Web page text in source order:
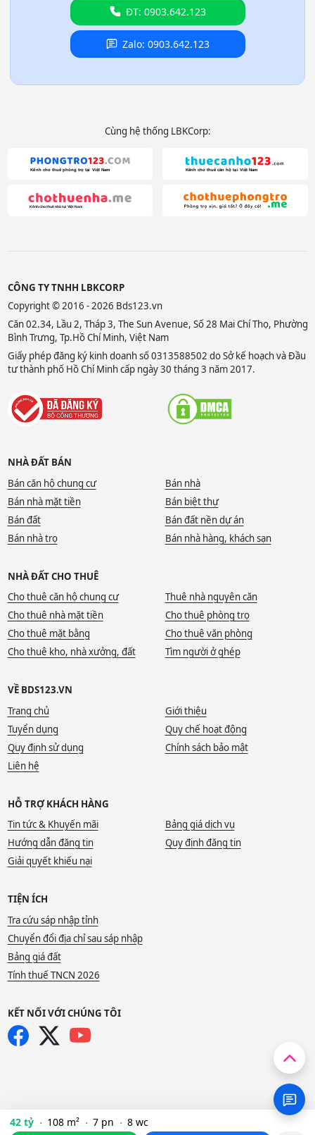
42 tỷ 108 m² 7 pn 8 wc
ĐT: 0903.642.123
Zalo: 0903.642.123
Cùng hệ thống LBKCorp:
CÔNG TY TNHH LBKCORP
Copyright © 2016 - 2026 Bds123.vn
Căn 02.34, Lầu 2, Tháp 3, The Sun Avenue, Số 28 Mai Chí Thọ, Phường
Bình Trưng, Tp.Hồ Chí Minh, Việt Nam
Giấy phép đăng ký kinh doanh số 0313588502 do Sở kế hoạch và Đầu
tư thành phố Hồ Chí Minh cấp ngày 30 tháng 3 năm 2017.
NHÀ ĐẤT BÁN
Bán căn hộ chung cư
Bán nhà
Bán nhà mặt tiền
Bán biệt thự
Bán đất
Bán đất nền dự án
Bán nhà trọ
Bán nhà hàng, khách sạn
NHÀ ĐẤT CHO THUÊ
Cho thuê căn hộ chung cư
Thuê nhà nguyên căn
Cho thuê nhà mặt tiền
Cho thuê phòng trọ
Cho thuê mặt bằng
Cho thuê văn phòng
Cho thuê kho, nhà xưởng, đất
Tìm người ở ghép
VỀ BDS123.VN
Trang chủ
Giới thiệu
Tuyển dụng
Quy chế hoạt động
Quy định sử dụng
Chính sách bảo mật
Liên hệ
HỖ TRỢ KHÁCH HÀNG
Tin tức & Khuyến mãi
Bảng giá dịch vụ
Hướng dẫn đăng tin
Quy định đăng tin
Giải quyết khiếu nại
TIỆN ÍCH
Tra cứu sáp nhập tỉnh
Chuyển đổi địa chỉ sau sáp nhập
Bảng giá đất
Tính thuế TNCN 2026
KẾT NỐI VỚI CHÚNG TÔI